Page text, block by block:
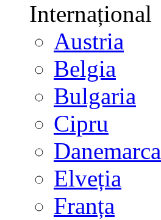
Internațional
Austria
Belgia
Bulgaria
Cipru
Danemarca
Elveția
Franța